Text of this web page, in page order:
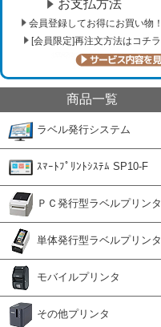
お支払方法
会員登録してお得にお買い物！
[会員限定]再注文方法はコチラ
商品一覧
ラベル発行システム
ｽﾏｰﾄﾌﾟﾘﾝﾄｼｽﾃﾑ SP10-F
ＰＣ発行型ラベルプリンタ
単体発行型ラベルプリンタ
モバイルプリンタ
その他プリンタ